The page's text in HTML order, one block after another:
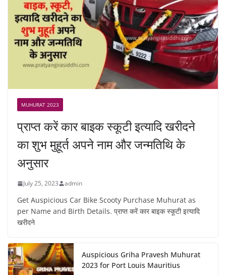
MUHURAT 2023
प्राप्त करें कार बाइक स्कूटी इत्यादि खरीदने
का शुभ मुहूर्त अपने नाम और जन्मतिथि के
अनुसार
July 25, 2023 admin
Get Auspicious Car Bike Scooty Purchase Muhurat as
per Name and Birth Details. प्राप्त करें कार बाइक स्कूटी इत्यादि
खरीदने
Auspicious Griha Pravesh Muhurat
2023 for Port Louis Mauritius